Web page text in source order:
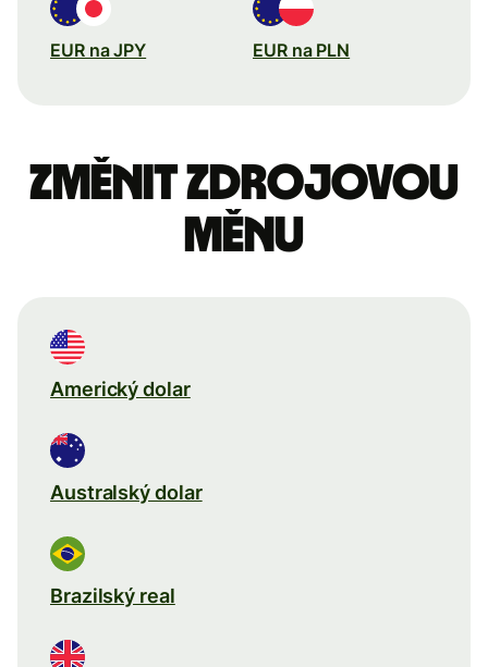
EUR na JPY EUR na PLN
Změnit zdrojovou
měnu
Americký dolar
Australský dolar
Brazilský real